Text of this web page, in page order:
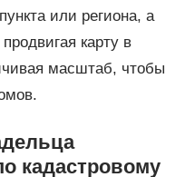
или региона, а
карту в
масштаб, чтобы
кадастровому